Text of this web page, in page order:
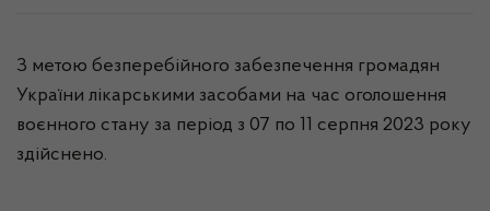
З метою безперебійного забезпечення громадян
України лікарськими засобами на час оголошення
воєнного стану за період з 07 по 11 серпня 2023 року
здійснено.